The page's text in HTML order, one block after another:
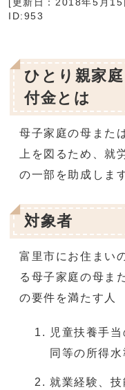
[更新日： 2018年5月15
ID:953
ひとり親家
付金とは
母子家庭の母また
上を図るため、就
の一部を助成しま
対象者
富里市にお住まい
る母子家庭の母ま
の要件を満たす人
児童扶養手
同等の所得水
就業経験、